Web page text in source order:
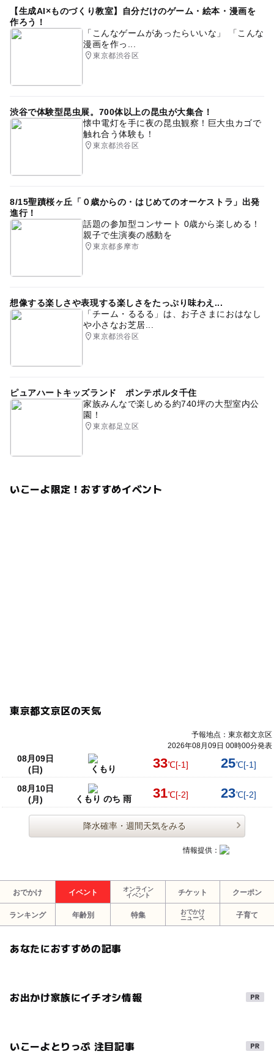
大人の料金詳細
観覧無料
※湯島地方合同庁舎正門より入館する場合は無料です。
※都立旧岩崎邸庭園より入館する場合、都立旧岩崎邸庭園
万国博覧会 万博 大阪万博 万博建築
オリジナル図面
【生成AI×ものづくり教室】自分だけのゲーム・絵本・漫画を
作ろう！
「こんなゲームがあったらいいな」 「こんな
漫画を作っ...
東京都渋谷区
渋谷で体験型昆虫展。700体以上の昆虫が大集合！
懐中電灯を手に夜の昆虫観察！巨大虫カゴで
触れ合う体験も！
東京都渋谷区
8/15聖蹟桜ヶ丘「０歳からの・はじめてのオーケストラ」出発
進行！
話題の参加型コンサート 0歳から楽しめる！
親子で生演奏の感動を
東京都多摩市
想像する楽しさや表現する楽しさをたっぷり味わえ...
「チーム・るるる」は、お子さまにおはなし
や小さなお芝居...
東京都渋谷区
ピュアハートキッズランド ポンテポルタ千住
家族みんなで楽しめる約740坪の大型室内公
園！
東京都足立区
いこーよ限定！おすすめイベント
東京都文京区の天気
予報地点：東京都文京区
2026年08月09日 00時00分発表
08月09日
(日)
くもり 33℃[-1] 25℃[-1]
08月10日
(月)
くもり のち 雨 31℃[-2] 23℃[-2]
降水確率・週間天気をみる
情報提供：
おでかけ イベント
オンライン
イベント
チケット クーポン
ランキング 年齢別 特集
おでかけ
ニュース
子育て
あなたにおすすめの記事
お出かけ家族にイチオシ情報
いこーよとりっぷ 注目記事